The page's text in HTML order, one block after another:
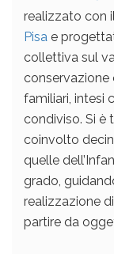
realizzato con
Pisa e
collettiva sul
conservazione
familiari, intesi
condiviso. Si è
coinvolto
quelle
grado,
realizzazione
partire da